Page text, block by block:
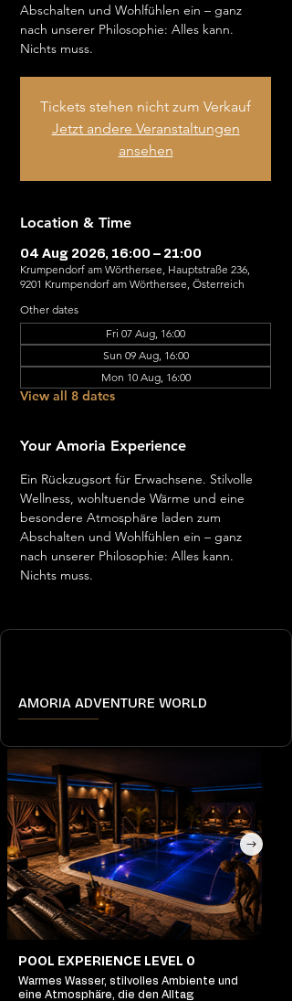
Abschalten und Wohlfühlen ein – ganz
nach unserer Philosophie: Alles kann.
Nichts muss.
Tickets stehen nicht zum Verkauf
Jetzt andere Veranstaltungen
ansehen
Location & Time
04 Aug 2026, 16:00 – 21:00
Krumpendorf am Wörthersee, Hauptstraße 236,
9201 Krumpendorf am Wörthersee, Österreich
Other dates
Fri 07 Aug, 16:00
Sun 09 Aug, 16:00
Mon 10 Aug, 16:00
View all 8 dates
Your Amoria Experience
Ein Rückzugsort für Erwachsene. Stilvolle
Wellness, wohltuende Wärme und eine
besondere Atmosphäre laden zum
Abschalten und Wohlfühlen ein – ganz
nach unserer Philosophie: Alles kann.
Nichts muss.
AMORIA ADVENTURE WORLD
POOL EXPERIENCE LEVEL 0
Warmes Wasser, stilvolles Ambiente und
eine Atmosphäre, die den Alltag